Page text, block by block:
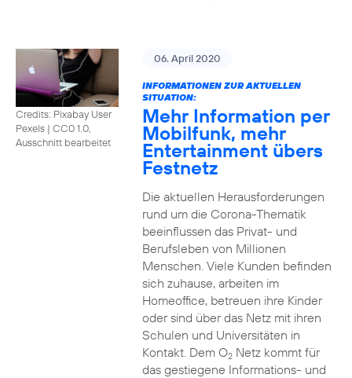
Credits: Pixabay User
Pexels | CC0 1.0,
Ausschnitt bearbeitet
06. April 2020
INFORMATIONEN ZUR AKTUELLEN
SITUATION:
Mehr Information per
Mobilfunk, mehr
Entertainment übers
Festnetz
Die aktuellen Herausforderungen
rund um die Corona-Thematik
beeinflussen das Privat- und
Berufsleben von Millionen
Menschen. Viele Kunden befinden
sich zuhause, arbeiten im
Homeoffice, betreuen ihre Kinder
oder sind über das Netz mit ihren
Schulen und Universitäten in
Kontakt. Dem O2Netz kommt für
das gestiegene Informations- und